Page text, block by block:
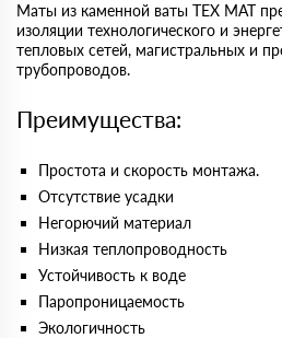
Маты из каменной ваты ТЕХ МАТ
изоляции технологического и
тепловых сетей, магистральных и
трубопроводов.
Преимущества:
Простота и скорость монтажа.
Отсутствие усадки
Негорючий материал
Низкая теплопроводность
Устойчивость к воде
Паропроницаемость
Экологичность